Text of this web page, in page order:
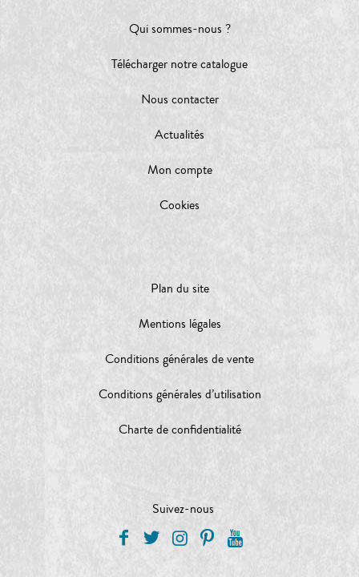
Qui sommes-nous ?
Télécharger notre catalogue
Nous contacter
Actualités
Mon compte
Cookies
Plan du site
Mentions légales
Conditions générales de vente
Conditions générales d’utilisation
Charte de confidentialité
Suivez-nous